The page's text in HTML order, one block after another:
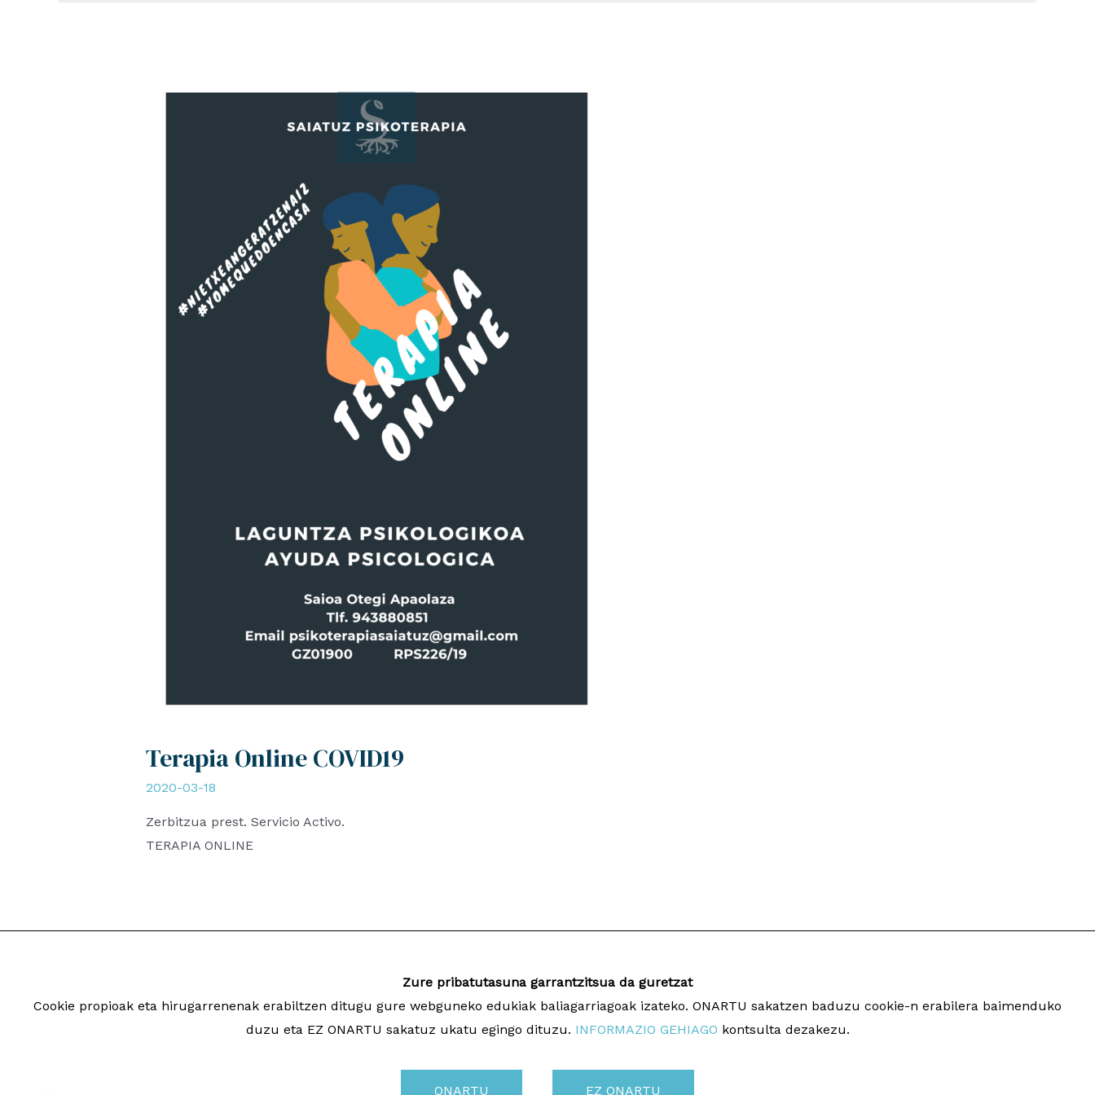
Terapia Online COVID19
2020-03-18
Zerbitzua prest. Servicio Activo.
TERAPIA ONLINE
2026 Saiatuz Psikologia Diseinua eta garapena:
Zure pribatutasuna garrantzitsua da guretzat
Cookie propioak eta hirugarrenenak erabiltzen ditugu gure webguneko edukiak baliagarriagoak izateko. ONARTU sakatzen baduzu cookie-n erabilera baimenduko
duzu eta EZ ONARTU sakatuz ukatu egingo dituzu. INFORMAZIO GEHIAGO kontsulta dezakezu.
ONARTU EZ ONARTU